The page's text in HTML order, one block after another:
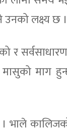
लक्ष्य छ ।
र
माग
भाले